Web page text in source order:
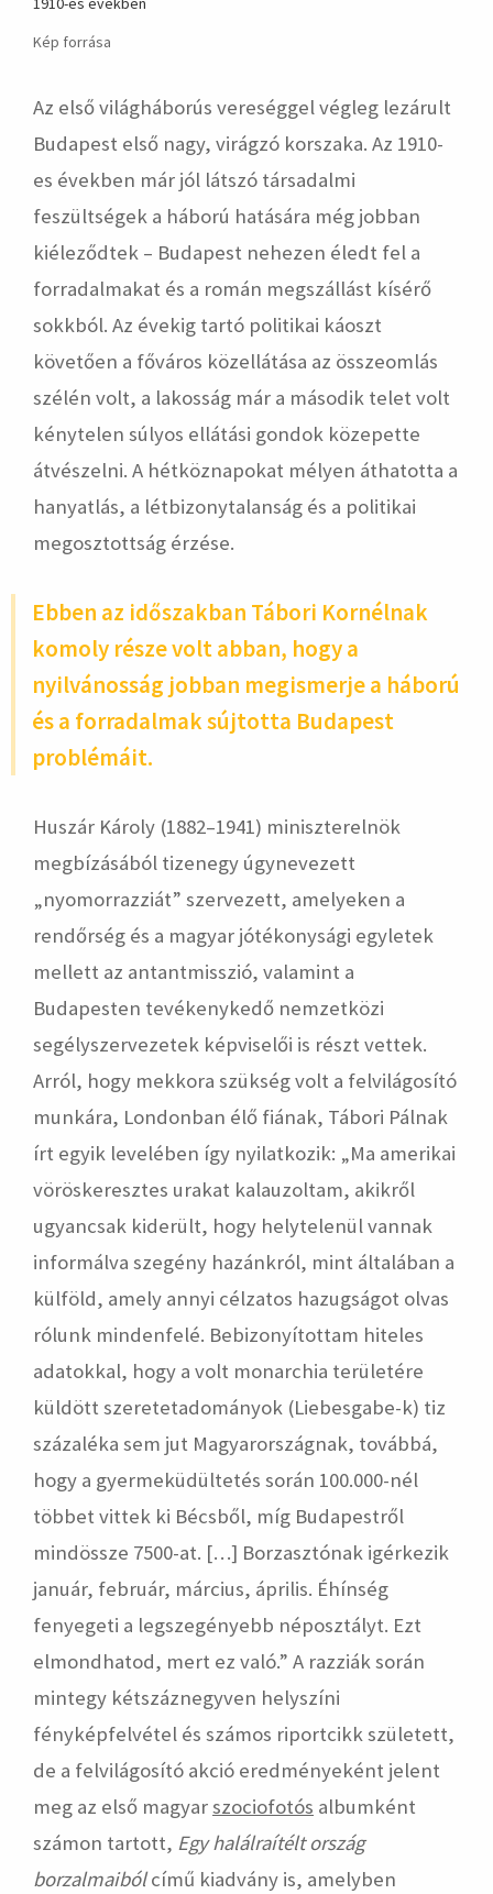
Kép forrása
Az első világháborús vereséggel végleg lezárult
Budapest első nagy, virágzó korszaka. Az 1910-
es években már jól látszó társadalmi
feszültségek a háború hatására még jobban
kiéleződtek – Budapest nehezen éledt fel a
forradalmakat és a román megszállást kísérő
sokkból. Az évekig tartó politikai káoszt
követően a főváros közellátása az összeomlás
szélén volt, a lakosság már a második telet volt
kénytelen súlyos ellátási gondok közepette
átvészelni. A hétköznapokat mélyen áthatotta a
hanyatlás, a létbizonytalanság és a politikai
megosztottság érzése.
Ebben az időszakban Tábori Kornélnak
komoly része volt abban, hogy a
nyilvánosság jobban megismerje a háború
és a forradalmak sújtotta Budapest
problémáit.
Huszár Károly (1882–1941) miniszterelnök
megbízásából tizenegy úgynevezett
„nyomorrazziát” szervezett, amelyeken a
rendőrség és a magyar jótékonysági egyletek
mellett az antantmisszió, valamint a
Budapesten tevékenykedő nemzetközi
segélyszervezetek képviselői is részt vettek.
Arról, hogy mekkora szükség volt a felvilágosító
munkára, Londonban élő fiának, Tábori Pálnak
írt egyik levelében így nyilatkozik: „Ma amerikai
vöröskeresztes urakat kalauzoltam, akikről
ugyancsak kiderült, hogy helytelenül vannak
informálva szegény hazánkról, mint általában a
külföld, amely annyi célzatos hazugságot olvas
rólunk mindenfelé. Bebizonyítottam hiteles
adatokkal, hogy a volt monarchia területére
küldött szeretetadományok (Liebesgabe-k) tiz
százaléka sem jut Magyarországnak, továbbá,
hogy a gyermeküdültetés során 100.000-nél
többet vittek ki Bécsből, míg Budapestről
mindössze 7500-at. […] Borzasztónak igérkezik
január, február, március, április. Éhínség
fenyegeti a legszegényebb néposztályt. Ezt
elmondhatod, mert ez való.” A razziák során
mintegy kétszáznegyven helyszíni
fényképfelvétel és számos riportcikk született,
de a felvilágosító akció eredményeként jelent
meg az első magyarszociofotós albumként
számon tartott, Egy halálraítélt ország
borzalmaibólcímű kiadvány is, amelyben